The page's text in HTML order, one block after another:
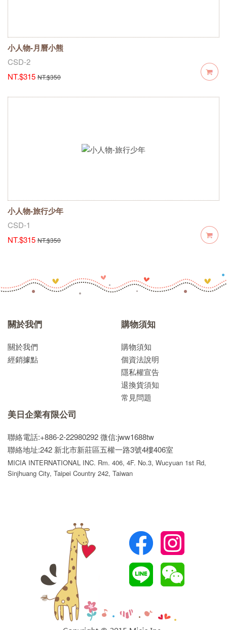
小人物-月曆小熊
CSD-2
NT.$315 NT.$350
小人物-旅行少年
CSD-1
NT.$315 NT.$350
關於我們
關於我們
經銷據點
購物須知
購物須知
個資法說明
隱私權宣告
退換貨須知
常見問題
美日企業有限公司
聯絡電話:+886-2-22980292微信:jww1688tw
聯絡地址:242 新北市新莊區五權一路3號4樓406室
MICIA INTERNATIONAL INC. Rm. 406, 4F. No.3, Wucyuan 1st Rd,
Sinjhuang City, Taipei Country 242, Taiwan